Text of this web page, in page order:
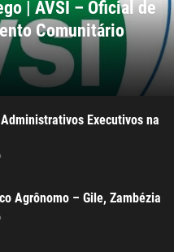
| AVSI – Oficial de
Comunitário
Executivos na
Agrônomo – Gile, Zambézia